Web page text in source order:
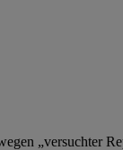
„versuchter